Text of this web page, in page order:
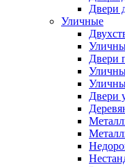
Двери
Уличные
Двери
Двери